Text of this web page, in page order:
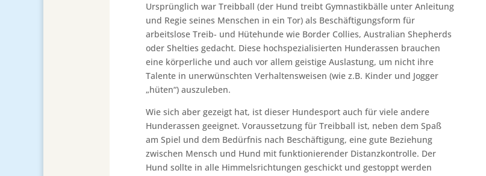
Ursprünglich war Treibball (der Hund treibt Gymnastikbälle unter Anleitung
und Regie seines Menschen in ein Tor) als Beschäftigungsform für
arbeitslose Treib- und Hütehunde wie Border Collies, Australian Shepherds
oder Shelties gedacht. Diese hochspezialisierten Hunderassen brauchen
eine körperliche und auch vor allem geistige Auslastung, um nicht ihre
Talente in unerwünschten Verhaltensweisen (wie z.B. Kinder und Jogger
„hüten“) auszuleben.
Wie sich aber gezeigt hat, ist dieser Hundesport auch für viele andere
Hunderassen geeignet. Voraussetzung für Treibball ist, neben dem Spaß
am Spiel und dem Bedürfnis nach Beschäftigung, eine gute Beziehung
zwischen Mensch und Hund mit funktionierender Distanzkontrolle. Der
Hund sollte in alle Himmelsrichtungen geschickt und gestoppt werden